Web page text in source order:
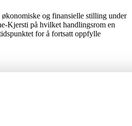
og finansielle stilling under
Kjersti på hvilket handlingsrom en
for å fortsatt oppfylle